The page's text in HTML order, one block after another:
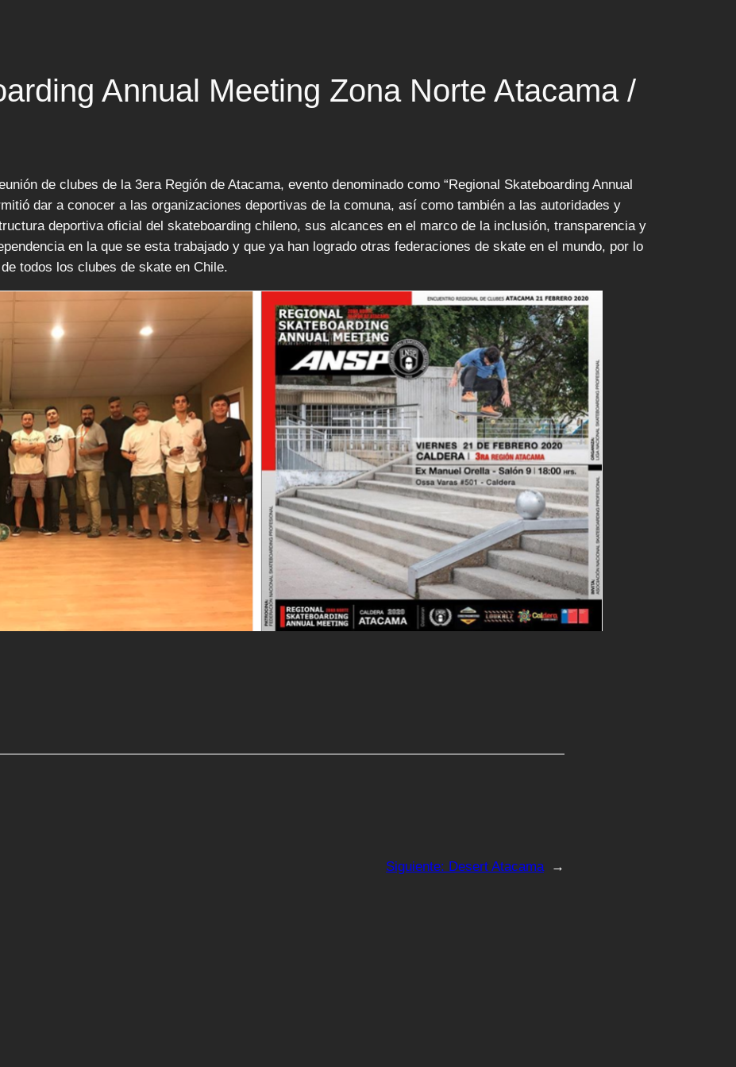
Annual Meeting Zona Norte Atacama /
de clubes de la 3era Región de Atacama, evento denominado como “Regional Skateboarding Annual
dar a conocer a las organizaciones deportivas de la comuna, así como también a las autoridades y
deportiva oficial del skateboarding chileno, sus alcances en el marco de la inclusión, transparencia y
en la que se esta trabajado y que ya han logrado otras federaciones de skate en el mundo, por lo
todos los clubes de skate en Chile.
Siguiente: Desert Atacama →